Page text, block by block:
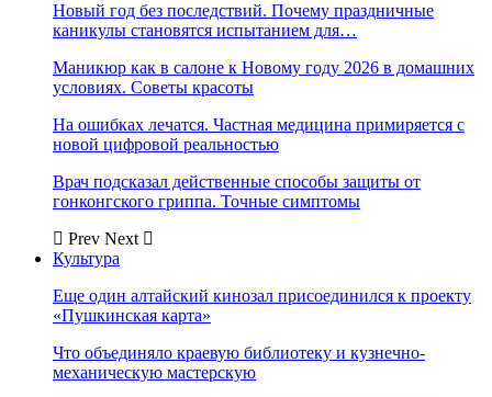
Новый год без последствий. Почему праздничные
каникулы становятся испытанием для…
Маникюр как в салоне к Новому году 2026 в домашних
условиях. Советы красоты
На ошибках лечатся. Частная медицина примиряется с
новой цифровой реальностью
Врач подсказал действенные способы защиты от
гонконгского гриппа. Точные симптомы
Prev Next
Культура
Еще один алтайский кинозал присоединился к проекту
«Пушкинская карта»
Что объединяло краевую библиотеку и кузнечно-
механическую мастерскую